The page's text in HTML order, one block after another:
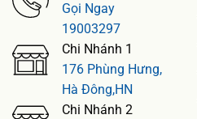
Gọi Ngay
19003297
Chi Nhánh 1
176 Phùng Hưng,
Hà Đông,HN
Chi Nhánh 2